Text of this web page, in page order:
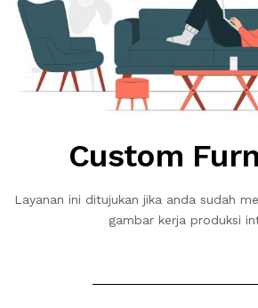
Custom
Layanan ini ditujukan jika anda sudah
gambar kerja produksi